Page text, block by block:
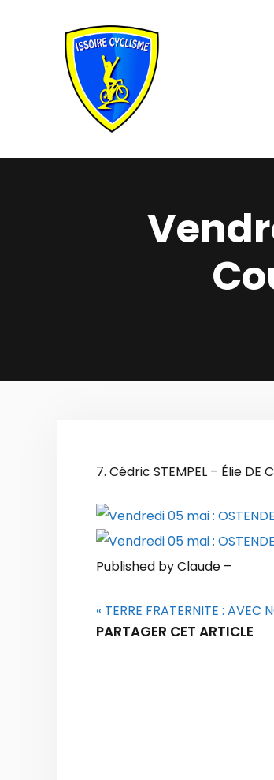
7. Cédric STEMPEL – Élie DE
Published by Claude –
« TERRE FRATERNITE : AVEC
PARTAGER CET ARTICLE